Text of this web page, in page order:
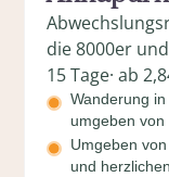
die 8000er
15 Tage· ab
Wanderung
umgeben
Umgeben
und